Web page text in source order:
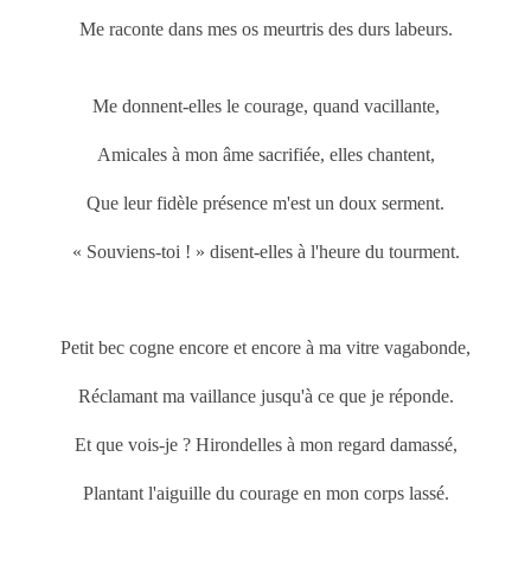
Me raconte dans mes os meurtris des durs labeurs.
Me donnent-elles le courage, quand vacillante,
Amicales à mon âme sacrifiée, elles chantent,
Que leur fidèle présence m'est un doux serment.
« Souviens-toi ! » disent-elles à l'heure du tourment.
Petit bec cogne encore et encore à ma vitre vagabonde,
Réclamant ma vaillance jusqu'à ce que je réponde.
Et que vois-je ? Hirondelles à mon regard damassé,
Plantant l'aiguille du courage en mon corps lassé.